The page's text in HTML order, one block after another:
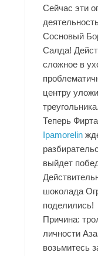
Сейчас эти
Сосновый
Салда!
сложное в
центру
треугольника.
Теперь
Ipamorelin
выйдет
шоколада
поделились!
Причина:
личности
возьмитесь